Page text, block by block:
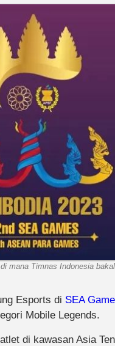
mana Timnas Indonesia
Esports di SEA
Mobile Legends.
di kawasan Asia